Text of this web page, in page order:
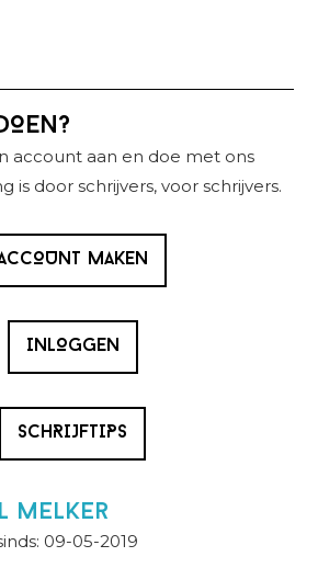
account aan en doe met ons
is door schrijvers, voor schrijvers.
MAKEN
INLOGGEN
SCHRIJFTIPS
melker
09-05-2019